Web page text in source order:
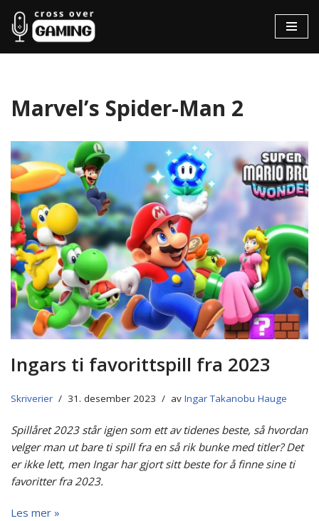
Hopp
til
Marvel’s Spider-Man 2
Ingars ti favorittspill fra 2023
Skriverier 31. desember 2023 av Ingar Takanobu Hauge
Spillåret 2023 står igjen som ett av tidenes beste, så hvordan
velger man ut bare ti spill fra en så rik bunke med titler? Det
er ikke lett, men Ingar har gjort sitt beste for å finne sine ti
favoritter fra 2023.
Les mer »